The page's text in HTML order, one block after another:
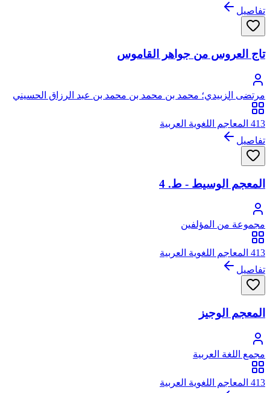
تفاصيل
تاج العروس من جواهر القاموس
مرتضى الزبيدي؛ محمد بن محمد بن محمد بن عبد الرزاق الحسيني
الزبيدي، أبو الفيض، الملقب بمرتضى
413 المعاجم اللغوية العربية
تفاصيل
المعجم الوسيط - ط. 4
مجموعة من المؤلفين
413 المعاجم اللغوية العربية
تفاصيل
المعجم الوجيز
مجمع اللغة العربية
413 المعاجم اللغوية العربية